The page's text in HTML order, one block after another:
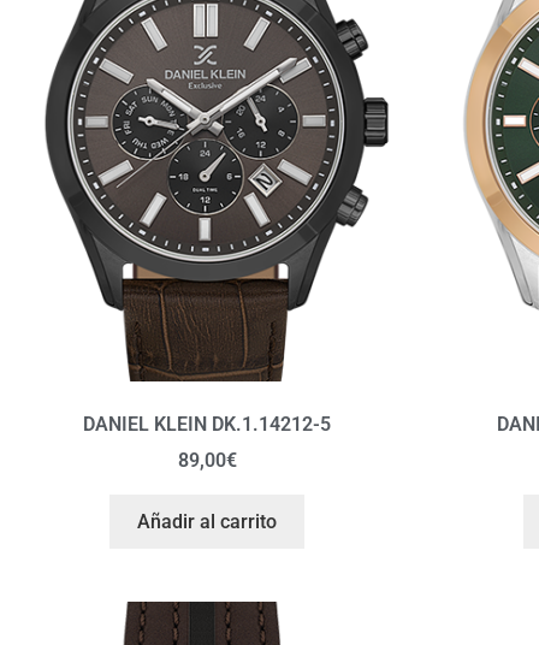
DANIEL KLEIN DK.1.14212-5
89,00€
Añadir al carrito